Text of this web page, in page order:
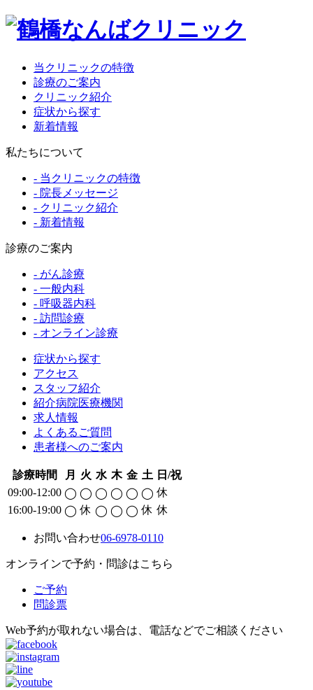
当クリニックの特徴
診療のご案内
クリニック紹介
症状から探す
新着情報
私たちについて
- 当クリニックの特徴
- 院長メッセージ
- クリニック紹介
- 新着情報
診療のご案内
- がん診療
- 一般内科
- 呼吸器内科
- 訪問診療
- オンライン診療
症状から探す
アクセス
スタッフ紹介
紹介病院医療機関
求人情報
よくあるご質問
患者様へのご案内
診療時間 月 火 水 木 金 土 日/祝
09:00-12:00 ◯ ◯ ◯ ◯ ◯ ◯ 休
16:00-19:00 ◯ 休 ◯ ◯ ◯ 休 休
お問い合わせ06-6978-0110
オンラインで予約・問診はこちら
ご予約
問診票
Web予約が取れない場合は、電話などでご相談ください